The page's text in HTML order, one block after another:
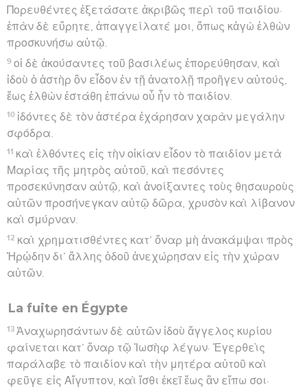
Πορευθέντες ἐξετάσατε ἀκριβῶς περὶ τοῦ παιδίου·
ἐπὰν δὲ εὕρητε, ἀπαγγείλατέ μοι, ὅπως κἀγὼ ἐλθὼν
προσκυνήσω αὐτῷ.
9 οἱ δὲ ἀκούσαντες τοῦ βασιλέως ἐπορεύθησαν, καὶ
ἰδοὺ ὁ ἀστὴρ ὃν εἶδον ἐν τῇ ἀνατολῇ προῆγεν αὐτούς,
ἕως ἐλθὼν ἐστάθη ἐπάνω οὗ ἦν τὸ παιδίον.
10 ἰδόντες δὲ τὸν ἀστέρα ἐχάρησαν χαρὰν μεγάλην
σφόδρα.
11 καὶ ἐλθόντες εἰς τὴν οἰκίαν εἶδον τὸ παιδίον μετὰ
Μαρίας τῆς μητρὸς αὐτοῦ, καὶ πεσόντες
προσεκύνησαν αὐτῷ, καὶ ἀνοίξαντες τοὺς θησαυροὺς
αὐτῶν προσήνεγκαν αὐτῷ δῶρα, χρυσὸν καὶ λίβανον
καὶ σμύρναν.
12 καὶ χρηματισθέντες κατ’ ὄναρ μὴ ἀνακάμψαι πρὸς
Ἡρῴδην δι’ ἄλλης ὁδοῦ ἀνεχώρησαν εἰς τὴν χώραν
αὐτῶν.
La fuite en Égypte
13 Ἀναχωρησάντων δὲ αὐτῶν ἰδοὺ ἄγγελος κυρίου
φαίνεται κατ’ ὄναρ τῷ Ἰωσὴφ λέγων· Ἐγερθεὶς
παράλαβε τὸ παιδίον καὶ τὴν μητέρα αὐτοῦ καὶ
φεῦγε εἰς Αἴγυπτον, καὶ ἴσθι ἐκεῖ ἕως ἂν εἴπω σοι·